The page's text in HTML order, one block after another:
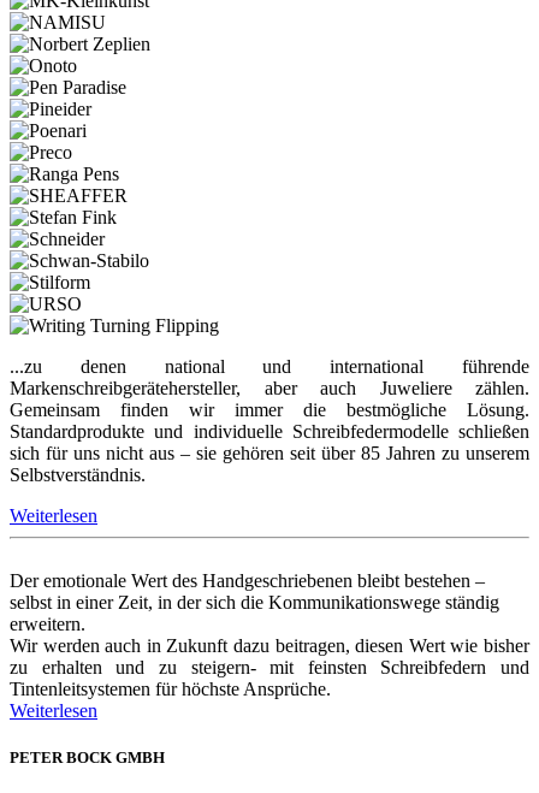
...zu denen national und international führende
Markenschreibgerätehersteller, aber auch Juweliere zählen.
Gemeinsam finden wir immer die bestmögliche Lösung.
Standardprodukte und individuelle Schreibfedermodelle schließen
sich für uns nicht aus – sie gehören seit über 85 Jahren zu unserem
Selbstverständnis.
Weiterlesen
Der emotionale Wert des Handgeschriebenen bleibt bestehen –
selbst in einer Zeit, in der sich die Kommunikationswege ständig
erweitern.
Wir werden auch in Zukunft dazu beitragen, diesen Wert wie bisher
zu erhalten und zu steigern- mit feinsten Schreibfedern und
Tintenleitsystemen für höchste Ansprüche.
Weiterlesen
PETER BOCK GMBH